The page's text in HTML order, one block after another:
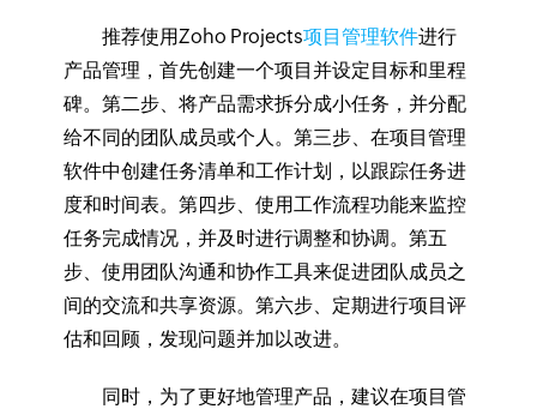
推荐使用Zoho Projects项目管理软件进行
产品管理，首先创建一个项目并设定目标和里程
碑。第二步、将产品需求拆分成小任务，并分配
给不同的团队成员或个人。第三步、在项目管理
软件中创建任务清单和工作计划，以跟踪任务进
度和时间表。第四步、使用工作流程功能来监控
任务完成情况，并及时进行调整和协调。第五
步、使用团队沟通和协作工具来促进团队成员之
间的交流和共享资源。第六步、定期进行项目评
估和回顾，发现问题并加以改进。
同时，为了更好地管理产品，建议在项目管